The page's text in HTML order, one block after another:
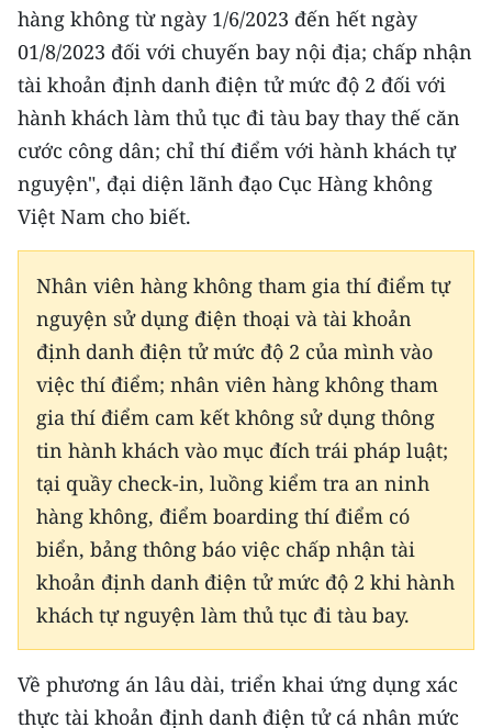
Duyên hải Nam Trung Bộ và Tây
Nguyên
Đông Nam Bộ
Đồng bằng sông Cửu Long
Chuyên trang Hà Nội
Chuyên trang TP. Hồ Chí Minh
CHUYÊN ĐỀ
CÁC CHUYÊN TRANG
VỀ BÁO NHÂN DÂN
THỜI NAY
NHÂN DÂN CUỐI TUẦN
NHÂN DÂN HẰNG THÁNG
MUA BÁO
ĐỌC BÁO IN
hàng không từ ngày 1/6/2023 đến hết ngày
01/8/2023 đối với chuyến bay nội địa; chấp nhận
tài khoản định danh điện tử mức độ 2 đối với
hành khách làm thủ tục đi tàu bay thay thế căn
cước công dân; chỉ thí điểm với hành khách tự
nguyện", đại diện lãnh đạo Cục Hàng không
Việt Nam cho biết.
Nhân viên hàng không tham gia thí điểm tự
nguyện sử dụng điện thoại và tài khoản
định danh điện tử mức độ 2 của mình vào
việc thí điểm; nhân viên hàng không tham
gia thí điểm cam kết không sử dụng thông
tin hành khách vào mục đích trái pháp luật;
tại quầy check-in, luồng kiểm tra an ninh
hàng không, điểm boarding thí điểm có
biển, bảng thông báo việc chấp nhận tài
khoản định danh điện tử mức độ 2 khi hành
khách tự nguyện làm thủ tục đi tàu bay.
Về phương án lâu dài, triển khai ứng dụng xác
thực tài khoản định danh điện tử cá nhân mức